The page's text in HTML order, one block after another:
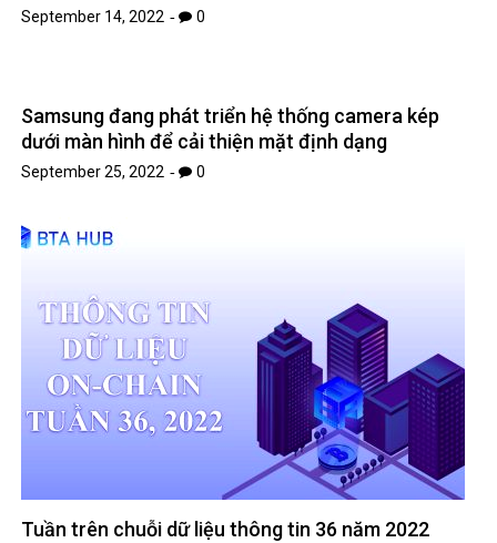
September 14, 2022 0
Samsung đang phát triển hệ thống camera kép
dưới màn hình để cải thiện mặt định dạng
September 25, 2022 0
Tuần trên chuỗi dữ liệu thông tin 36 năm 2022